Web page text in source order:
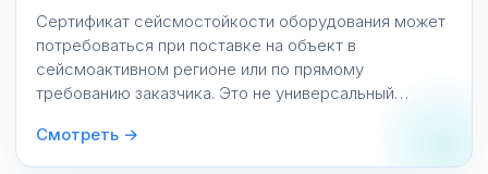
Сертификат сейсмостойкости оборудования может
потребоваться при поставке на объект в
сейсмоактивном регионе или по прямому
требованию заказчика. Это не универсальный
добровольное подтверждение, которое может
стать условием тендера, проекта, договора или
Смотреть →